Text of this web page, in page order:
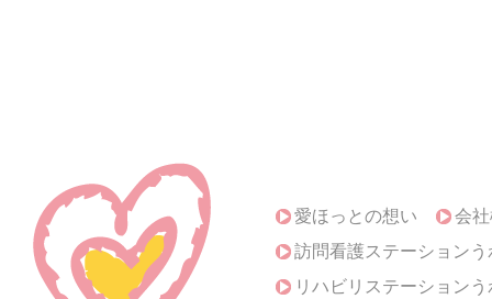
愛ほっとの想い
会
訪問看護ステーションう
リハビリステーション